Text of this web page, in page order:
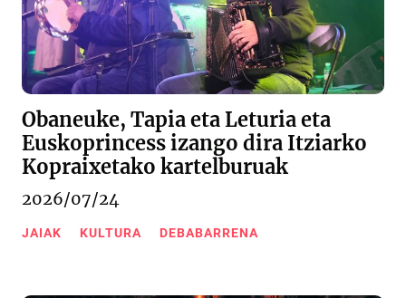
Obaneuke, Tapia eta Leturia eta
Euskoprincess izango dira Itziarko
Kopraixetako kartelburuak
2026/07/24
JAIAK KULTURA DEBABARRENA